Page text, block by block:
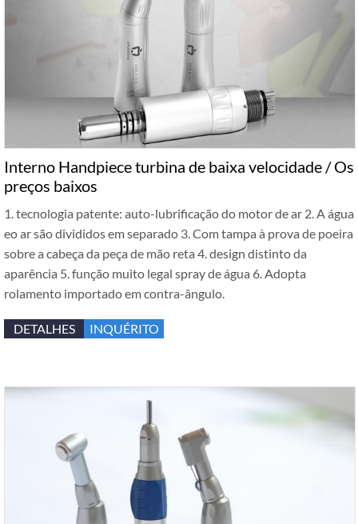
Interno Handpiece turbina de baixa velocidade / Os
preços baixos
1. tecnologia patente: auto-lubrificação do motor de ar 2. A água
eo ar são divididos em separado 3. Com tampa à prova de poeira
sobre a cabeça da peça de mão reta 4. design distinto da
aparência 5. função muito legal spray de água 6. Adopta
rolamento importado em contra-ângulo.
DETALHES INQUÉRITO